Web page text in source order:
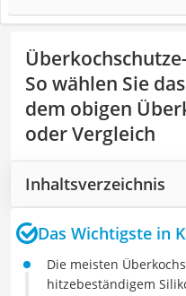
So wählen Sie
dem obigen
oder Vergleich
Inhaltsverzeichnis
Das Wichtigste in
Die meisten
hitzebeständigem